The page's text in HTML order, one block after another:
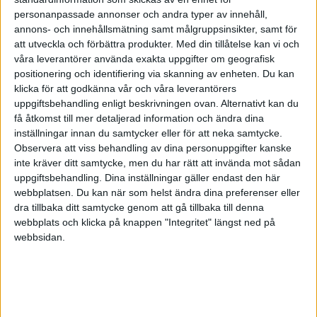
personanpassade annonser och andra typer av innehåll,
annons- och innehållsmätning samt målgruppsinsikter, samt för
att utveckla och förbättra produkter. Med din tillåtelse kan vi och
våra leverantörer använda exakta uppgifter om geografisk
positionering och identifiering via skanning av enheten. Du kan
klicka för att godkänna vår och våra leverantörers
uppgiftsbehandling enligt beskrivningen ovan. Alternativt kan du
få åtkomst till mer detaljerad information och ändra dina
inställningar innan du samtycker eller för att neka samtycke.
Observera att viss behandling av dina personuppgifter kanske
inte kräver ditt samtycke, men du har rätt att invända mot sådan
uppgiftsbehandling. Dina inställningar gäller endast den här
webbplatsen. Du kan när som helst ändra dina preferenser eller
dra tillbaka ditt samtycke genom att gå tillbaka till denna
webbplats och klicka på knappen "Integritet" längst ned på
webbsidan.
Investera inget på börsen som du behöver använda inom 3-5 år. Jag
skulle placera dina 750.000 på ett sparkonto med insättningsgaranti
på en nätbank som iaf erbjuder lite ränta, typ avanza. Om du sedan
tänker att ditt månadssparande är långsiktigt (10+ år) skulle jag
istället investera dessa pengar på börsen. Då slipper du ta onödig
risk med din kontantinsats och du kan vara säker på att du bara
förlorar inflationen-sparräntan.
viktor_valin (viktor valin) 15 November 2018 20:06
4
Tack för ditt svar!
Jag kanske var lite otydlig, går jag in på börsen så är jag långsiktig